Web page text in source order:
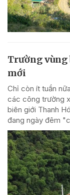
Trường vùng
mới
Chỉ còn ít tuần
các công trường
biên giới Thanh
đang ngày đêm